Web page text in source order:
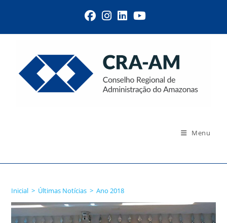
Menu
Inicial > Últimas Notícias > Ano 2018